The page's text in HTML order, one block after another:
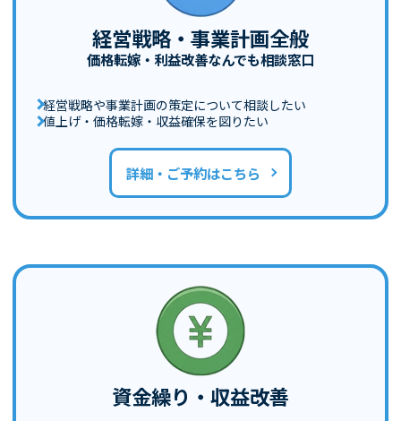
経営戦略・事業計画全般
価格転嫁・利益改善なんでも相談窓口
経営戦略や事業計画の策定について相談したい
値上げ・価格転嫁・収益確保を図りたい
詳細・ご予約はこちら
資金繰り・収益改善